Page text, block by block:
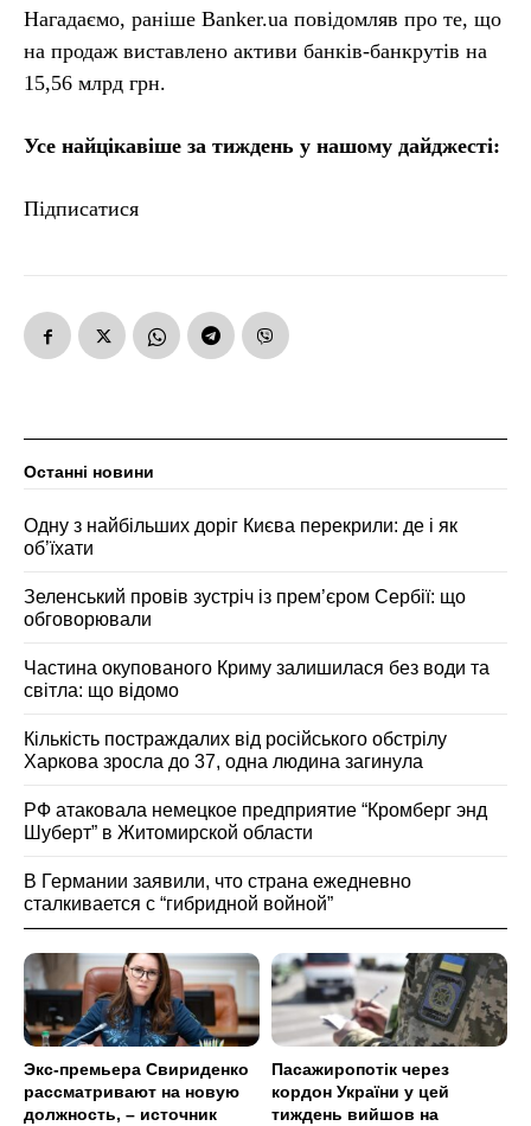
Нагадаємо, раніше Banker.ua повідомляв про те, що
на продаж виставлено активи банків-банкрутів на
15,56 млрд грн.
Усе найцікавіше за тиждень у нашому дайджесті:
Підписатися
Экс-премьера Свириденко
рассматривают на новую
должность, – источник
Пасажиропотік через
кордон України у цей
тиждень вийшов на
Останні новини
Одну з найбільших доріг Києва перекрили: де і як
об’їхати
Зеленський провів зустріч із прем’єром Сербії: що
обговорювали
Частина окупованого Криму залишилася без води та
світла: що відомо
Кількість постраждалих від російського обстрілу
Харкова зросла до 37, одна людина загинула
РФ атаковала немецкое предприятие “Кромберг энд
Шуберт” в Житомирской области
В Германии заявили, что страна ежедневно
сталкивается с “гибридной войной”